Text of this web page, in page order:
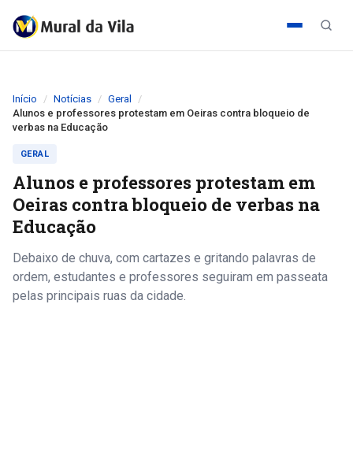
Início Notícias
Geral
Alunos e professores protestam em Oeiras contra bloqueio de
verbas na Educação
GERAL
Alunos e professores protestam em
Oeiras contra bloqueio de verbas na
Educação
Debaixo de chuva, com cartazes e gritando palavras de
ordem, estudantes e professores seguiram em passeata
pelas principais ruas da cidade.